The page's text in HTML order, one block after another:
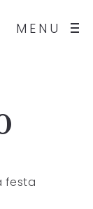
MENU
festa